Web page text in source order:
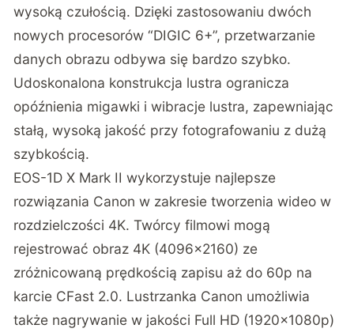
wysoką czułością. Dzięki zastosowaniu dwóch
nowych procesorów “DIGIC 6+”, przetwarzanie
danych obrazu odbywa się bardzo szybko.
Udoskonalona konstrukcja lustra ogranicza
opóźnienia migawki i wibracje lustra, zapewniając
stałą, wysoką jakość przy fotografowaniu z dużą
szybkością.
EOS-1D X Mark II wykorzystuje najlepsze
rozwiązania Canon w zakresie tworzenia wideo w
rozdzielczości 4K. Twórcy filmowi mogą
rejestrować obraz 4K (4096×2160) ze
zróżnicowaną prędkością zapisu aż do 60p na
karcie CFast 2.0. Lustrzanka Canon umożliwia
także nagrywanie w jakości Full HD (1920x1080p)